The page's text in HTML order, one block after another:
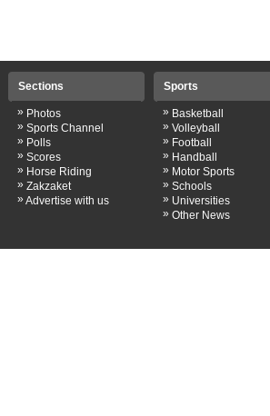
Sections
» Photos
» Sports Channel
» Polls
» Scores
» Horse Riding
» Zakzaket
» Advertise with us
Sports
» Basketball
» Volleyball
» Football
» Handball
» Motor Sports
» Schools
» Universities
» Other News